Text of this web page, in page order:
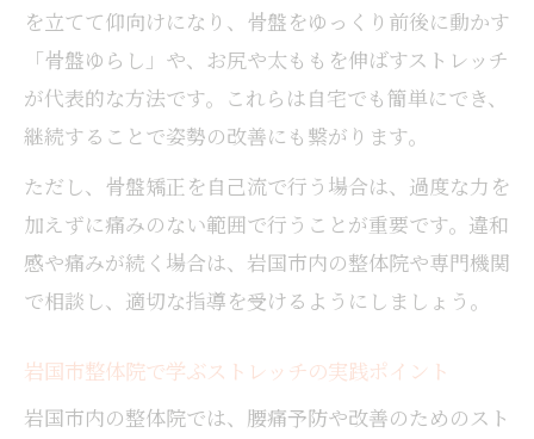
を立てて仰向けになり、骨盤をゆっくり前後に動かす
「骨盤ゆらし」や、お尻や太ももを伸ばすストレッチ
が代表的な方法です。これらは自宅でも簡単にでき、
継続することで姿勢の改善にも繋がります。
ただし、骨盤矯正を自己流で行う場合は、過度な力を
加えずに痛みのない範囲で行うことが重要です。違和
感や痛みが続く場合は、岩国市内の整体院や専門機関
で相談し、適切な指導を受けるようにしましょう。
岩国市整体院で学ぶストレッチの実践ポイント
岩国市内の整体院では、腰痛予防や改善のためのスト